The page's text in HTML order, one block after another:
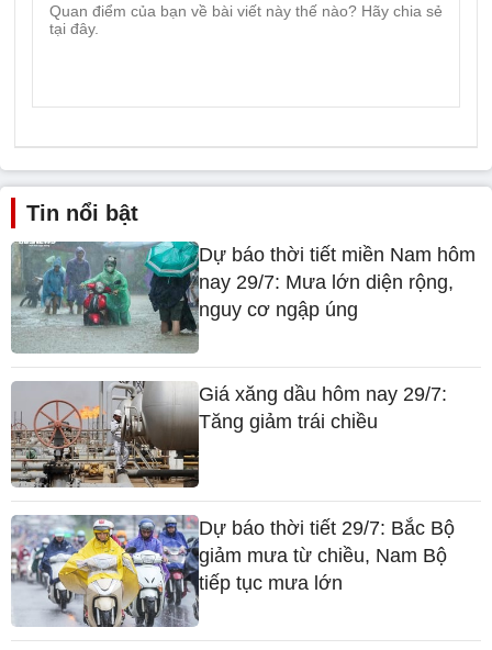
Tin nổi bật
Dự báo thời tiết miền Nam hôm
nay 29/7: Mưa lớn diện rộng,
nguy cơ ngập úng
Giá xăng dầu hôm nay 29/7:
Tăng giảm trái chiều
Dự báo thời tiết 29/7: Bắc Bộ
giảm mưa từ chiều, Nam Bộ
tiếp tục mưa lớn